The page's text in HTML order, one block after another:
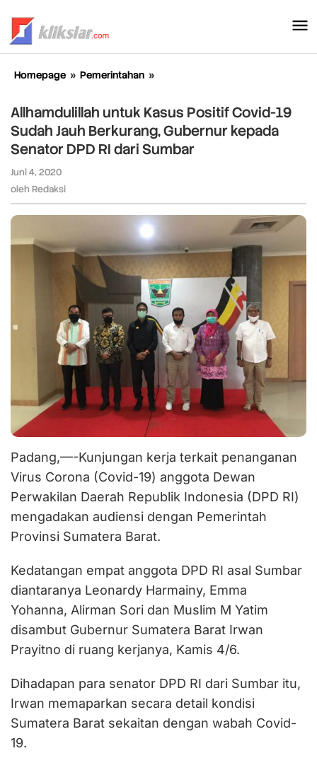
konten
Homepage » Pemerintahan »
Positif
Covid-
19
Gubernur
Senator
DPD
RI
dari
Sumbar
Allhamdulillah untuk Kasus Positif Covid-19
Sudah Jauh Berkurang, Gubernur kepada
Senator DPD RI dari Sumbar
Juni 4, 2020
oleh Redaksi
Padang,—-Kunjungan kerja terkait penanganan
Virus Corona (Covid-19) anggota Dewan
Perwakilan Daerah Republik Indonesia (DPD RI)
mengadakan audiensi dengan Pemerintah
Provinsi Sumatera Barat.
Kedatangan empat anggota DPD RI asal Sumbar
diantaranya Leonardy Harmainy, Emma
Yohanna, Alirman Sori dan Muslim M Yatim
disambut Gubernur Sumatera Barat Irwan
Prayitno di ruang kerjanya, Kamis 4/6.
Dihadapan para senator DPD RI dari Sumbar itu,
Irwan memaparkan secara detail kondisi
Sumatera Barat sekaitan dengan wabah Covid-
19.